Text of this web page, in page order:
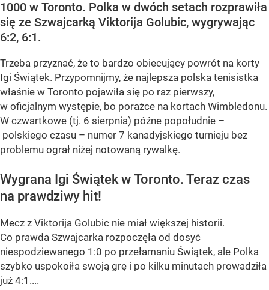
1000 w Toronto. Polka w dwóch setach rozprawiła
się ze Szwajcarką Viktorija Golubic, wygrywając
6:2, 6:1.
Trzeba przyznać, że to bardzo obiecujący powrót na korty
Igi Świątek. Przypomnijmy, że najlepsza polska tenisistka
właśnie w Toronto pojawiła się po raz pierwszy,
w oficjalnym występie, bo porażce na kortach Wimbledonu.
W czwartkowe (tj. 6 sierpnia) późne popołudnie –
polskiego czasu – numer 7 kanadyjskiego turnieju bez
problemu ograł niżej notowaną rywalkę.
Wygrana Igi Świątek w Toronto. Teraz czas
na prawdziwy hit!
Mecz z Viktorija Golubic nie miał większej historii.
Co prawda Szwajcarka rozpoczęła od dosyć
niespodziewanego 1:0 po przełamaniu Świątek, ale Polka
szybko uspokoiła swoją grę i po kilku minutach prowadziła
już 4:1....